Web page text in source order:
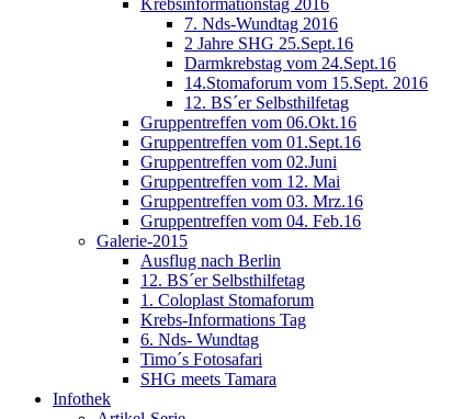
7. Nds-Wundtag 2016
2 Jahre SHG 25.Sept.16
Darmkrebstag vom 24.Sept.16
14.Stomaforum vom 15.Sept. 2016
12. BS´er Selbsthilfetag
Gruppentreffen vom 06.Okt.16
Gruppentreffen vom 01.Sept.16
Gruppentreffen vom 02.Juni
Gruppentreffen vom 12. Mai
Gruppentreffen vom 03. Mrz.16
Gruppentreffen vom 04. Feb.16
Galerie-2015
Ausflug nach Berlin
12. BS´er Selbsthilfetag
1. Coloplast Stomaforum
Krebs-Informations Tag
6. Nds- Wundtag
Timo´s Fotosafari
SHG meets Tamara
Infothek